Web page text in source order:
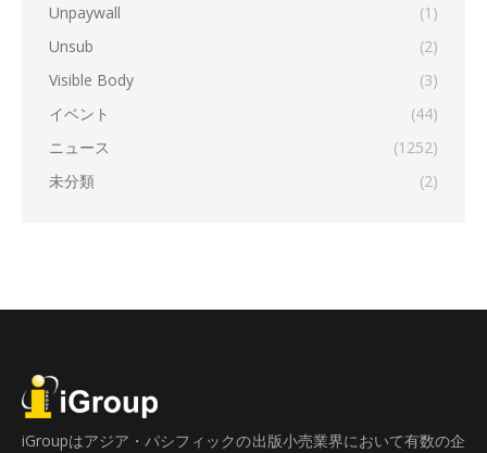
Unpaywall
(1)
Unsub
(2)
Visible Body
(3)
イベント
(44)
ニュース
(1252)
未分類
(2)
iGroupはアジア・パシフィックの出版小売業界において有数の企